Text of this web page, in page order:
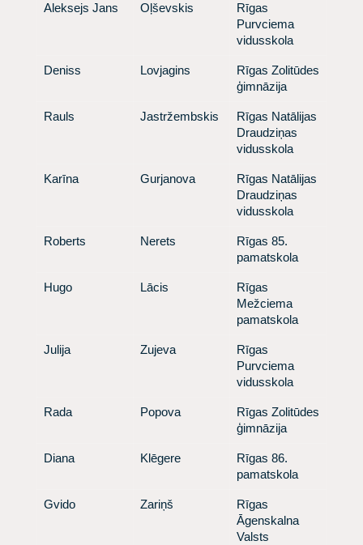
​ Aleksejs Jans ​ Oļševskis
​ Rīgas
Purvciema
vidusskola
​Deniss ​ Lovjagins
​ Rīgas Zolitūdes
ģimnāzija
​Rauls ​ Jastržembskis
​ Rīgas Natālijas
Draudziņas
vidusskola
​Karīna ​ Gurjanova
​ Rīgas Natālijas
Draudziņas
vidusskola
​Roberts ​ Nerets
​ Rīgas 85.
pamatskola
​Hugo ​ Lācis
​ Rīgas
Mežciema
pamatskola
​Julija ​ Zujeva
​ Rīgas
Purvciema
vidusskola
​Rada ​ Popova
​ Rīgas Zolitūdes
ģimnāzija
​Diana ​ Klēgere
​ Rīgas 86.
pamatskola
​Gvido ​ Zariņš
​ Rīgas
Āgenskalna
Valsts